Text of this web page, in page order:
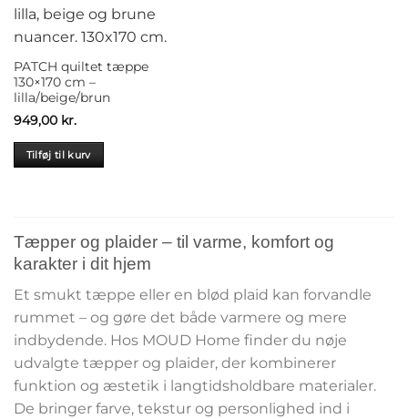
PATCH quiltet tæppe
130×170 cm –
lilla/beige/brun
949,00 kr.
Tilføj til kurv
Tæpper og plaider – til varme, komfort og
karakter i dit hjem
Et smukt tæppe eller en blød plaid kan forvandle
rummet – og gøre det både varmere og mere
indbydende. Hos MOUD Home finder du nøje
udvalgte tæpper og plaider, der kombinerer
funktion og æstetik i langtidsholdbare materialer.
De bringer farve, tekstur og personlighed ind i